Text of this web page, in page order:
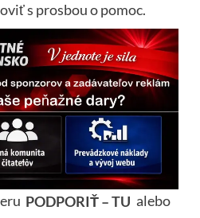
s prosbou o pomoc.
PODPORIŤ – TU alebo